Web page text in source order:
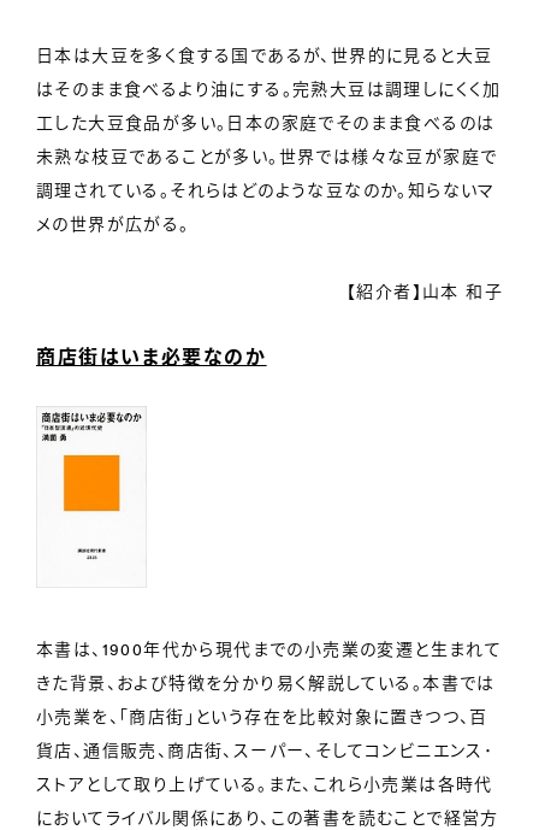
日本は大豆を多く食する国であるが、世界的に見ると大豆
はそのまま食べるより油にする。完熟大豆は調理しにくく加
工した大豆食品が多い。日本の家庭でそのまま食べるのは
未熟な枝豆であることが多い。世界では様々な豆が家庭で
調理されている。それらはどのような豆なのか。知らないマ
メの世界が広がる。
【紹介者】山本 和子
商店街はいま必要なのか
本書は、1900年代から現代までの小売業の変遷と生まれて
きた背景、および特徴を分かり易く解説している。本書では
小売業を、「商店街」という存在を比較対象に置きつつ、百
貨店、通信販売、商店街、スーパー、そしてコンビニエンス･
ストアとして取り上げている。また、これら小売業は各時代
においてライバル関係にあり、この著書を読むことで経営方